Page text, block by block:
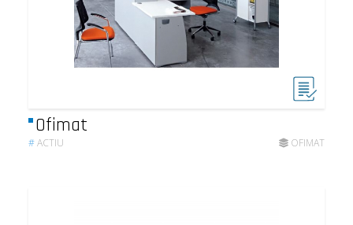
Ofimat
#ACTIU OFIMAT